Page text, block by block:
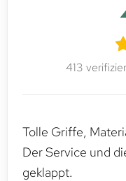
413
Tolle Griffe,
Der Service und
geklappt.